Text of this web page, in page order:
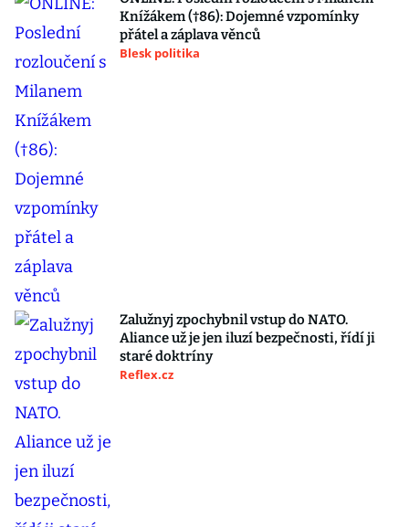
Knížákem (†86): Dojemné vzpomínky
přátel a záplava věnců
Blesk politika
Zalužnyj zpochybnil vstup do NATO.
Aliance už je jen iluzí bezpečnosti, řídí ji
staré doktríny
Reflex.cz